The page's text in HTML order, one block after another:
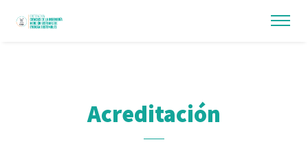
Acreditación